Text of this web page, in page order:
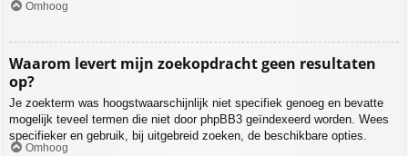
Omhoog
Waarom levert mijn zoekopdracht geen resultaten
op?
Je zoekterm was hoogstwaarschijnlijk niet specifiek genoeg en bevatte
mogelijk teveel termen die niet door phpBB3 geïndexeerd worden. Wees
specifieker en gebruik, bij uitgebreid zoeken, de beschikbare opties.
Omhoog